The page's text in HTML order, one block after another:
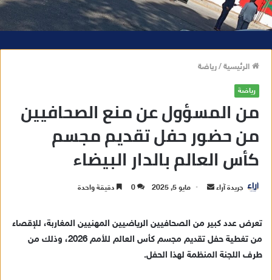
الرئيسية/رياضة
رياضة
من المسؤول عن منع الصحافيين
من حضور حفل تقديم مجسم
كأس العالم بالدار البيضاء
جريدة آراء مايو 5, 2025 0 دقيقة واحدة
تعرض عدد كبير من الصحافيين الرياضيين المهنيين المغاربة، للإقصاء
من تغطية حفل تقديم مجسم كأس العالم للأمم 2026، وذلك من
طرف اللجنة المنظمة لهذا الحفل.